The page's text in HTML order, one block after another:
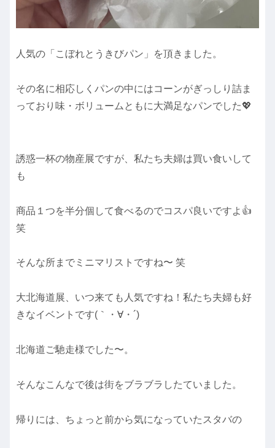
人気の「こぼれとうきびパン」を頂きました。
その名に相応しくパンの中にはコーンがぎっしり詰ま
っており味・ボリュームともに大満足なパンでした💖
誘惑一杯の物産展ですが、私たち夫婦は買い食いして
も
商品１つを半分個して食べるのでコスパ良いですよ👍
笑
そんな所までミニマリストですね〜 笑
大北海道展、いつ来ても人気ですね！私たち夫婦も好
きなイベントです(｀・∀・´)
北海道ご馳走様でした〜。
そんなこんなで後は街をブラブラしたていました。
帰りには、ちょっと前から気になっていたスタバの